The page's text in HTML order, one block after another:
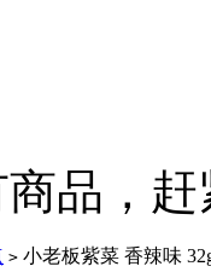
品，
> 小老板紫菜 香辣味